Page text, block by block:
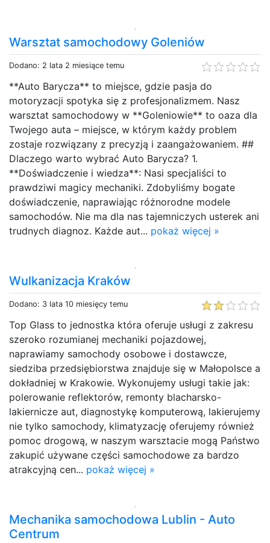
Warsztat samochodowy Goleniów
Dodano: 2 lata 2 miesiące temu
**Auto Barycza** to miejsce, gdzie pasja do
motoryzacji spotyka się z profesjonalizmem. Nasz
warsztat samochodowy w **Goleniowie** to oaza dla
Twojego auta – miejsce, w którym każdy problem
zostaje rozwiązany z precyzją i zaangażowaniem. ##
Dlaczego warto wybrać Auto Barycza? 1.
**Doświadczenie i wiedza**: Nasi specjaliści to
prawdziwi magicy mechaniki. Zdobyliśmy bogate
doświadczenie, naprawiając różnorodne modele
samochodów. Nie ma dla nas tajemniczych usterek ani
trudnych diagnoz. Każde aut... pokaż więcej »
Wulkanizacja Kraków
Dodano: 3 lata 10 miesięcy temu
Top Glass to jednostka która oferuje usługi z zakresu
szeroko rozumianej mechaniki pojazdowej,
naprawiamy samochody osobowe i dostawcze,
siedziba przedsiębiorstwa znajduje się w Małopolsce a
dokładniej w Krakowie. Wykonujemy usługi takie jak:
polerowanie reflektorów, remonty blacharsko-
lakiernicze aut, diagnostykę komputerową, lakierujemy
nie tylko samochody, klimatyzację oferujemy również
pomoc drogową, w naszym warsztacie mogą Państwo
zakupić używane części samochodowe za bardzo
atrakcyjną cen... pokaż więcej »
Mechanika samochodowa Lublin - Auto
Centrum